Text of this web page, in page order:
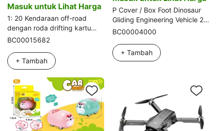
Masuk untuk Lihat Harga
1: 20 Kendaraan off-road
dengan roda drifting kartu
pendek
BC00015682
+ Tambah
P Cover / Box Foot Dinosaur
Gliding Engineering Vehicle 2
pcs (2 campuran)
BC00004000
+ Tambah